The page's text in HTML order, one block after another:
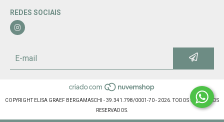
REDES SOCIAIS
COPYRIGHT ELISA GRAEF BERGAMASCHI - 39.341.798/0001-70 - 2026. TODOS OS DIREITOS
RESERVADOS.